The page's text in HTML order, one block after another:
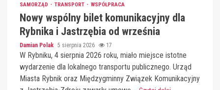
SAMORZĄD TRANSPORT WSPÓŁPRACA
Nowy wspólny bilet komunikacyjny dla
Rybnika i Jastrzębia od września
Damian Polak 5 sierpnia 2026 17
W Rybniku, 4 sierpnia 2026 roku, miało miejsce istotne
wydarzenie dla lokalnego transportu publicznego. Urząd
Miasta Rybnik oraz Międzygminny Związek Komunikacyjny